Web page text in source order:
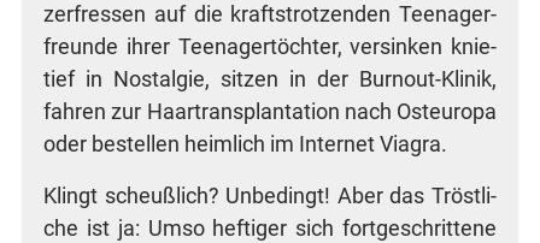
zer­fres­sen auf die kraft­strot­zen­den Teen­ager­
freun­de ihrer Teen­ager­töch­ter, ver­sin­ken knie­
tief in Nost­al­gie, sit­zen in der Burn­out-Kli­nik,
fah­ren zur Haar­trans­plan­ta­ti­on nach Ost­eu­ro­pa
oder bestel­len heim­lich im Inter­net Viagra.
Klingt scheuß­lich? Unbe­dingt! Aber das Tröst­li­
che ist ja: Umso hef­ti­ger sich fort­ge­schrit­te­ne